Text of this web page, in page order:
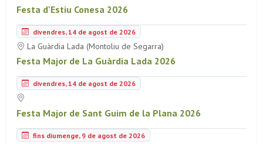
Festa d'Estiu Conesa 2026
divendres, 14 de agost de 2026
La Guàrdia Lada (Montoliu de Segarra)
Festa Major de La Guàrdia Lada 2026
divendres, 14 de agost de 2026
Festa Major de Sant Guim de la Plana 2026
fins diumenge, 9 de agost de 2026